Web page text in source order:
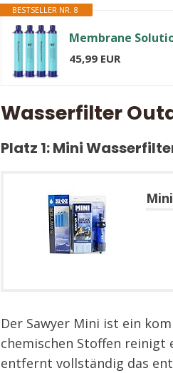
BESTSELLER NR. 8
45,99 EUR
Wasserfilter
Platz 1: Mini
Der Sawyer Mini ist ein
chemischen Stoffen reinigt
entfernt vollständig das